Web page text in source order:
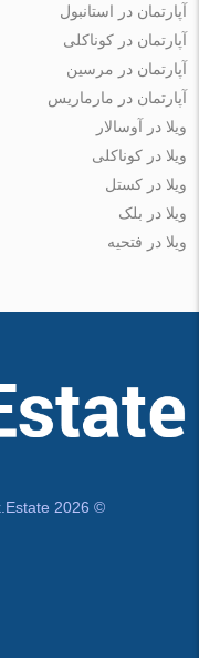
آپارتمان در استانبول
آپارتمان در کوناکلی
آپارتمان در مرسین
آپارتمان در مارماریس
ویلا در آوسالار
ویلا در کوناکلی
ویلا در کستل
ویلا در بلک
ویلا در فتحیه
© Turk.Estate 2026. کلیه حقوق محفوظ است.